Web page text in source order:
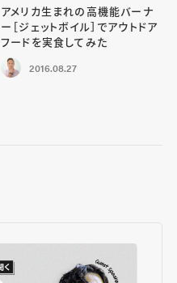
アメリカ生まれの高機能バーナ
ー［ジェットボイル］でアウトドア
フードを実食してみた
2016.08.27